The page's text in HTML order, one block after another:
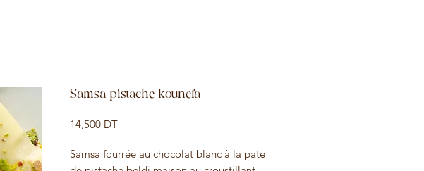
Samsa pistache kounefa
14,500 DTPrix
Samsa fourrée au chocolat blanc à la pate